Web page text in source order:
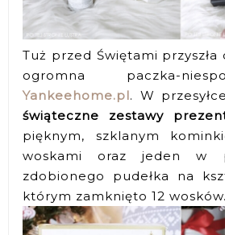
Tuż przed Świętami
ogromna paczka-
Yankeehome.pl. W
świąteczne zestawy
pięknym, szklanym
woskami oraz jeden w
zdobionego pudełka na
którym zamknięto 12 wosków.